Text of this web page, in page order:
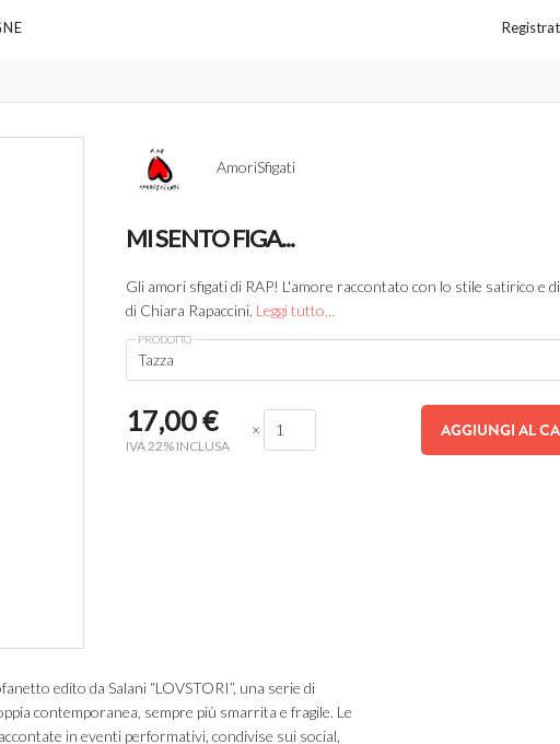
AmoriSfigati
MI SENTO FIGA...
Gli amori sfigati di RAP! L'amore raccontato con lo stile satirico e
di Chiara Rapaccini. Leggi tutto...
PRODOTTO
Tazza
17,00€
IVA 22% INCLUSA
× AGGIUNGI AL
edito da Salani “LOVSTORI”, una serie di
contemporanea, sempre più smarrita e fragile. Le
in eventi performativi, condivise sui social,